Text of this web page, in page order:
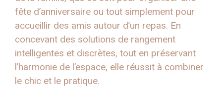
fête d’anniversaire ou tout simplement pour
accueillir des amis autour d’un repas. En
concevant des solutions de rangement
intelligentes et discrètes, tout en préservant
l’harmonie de l’espace, elle réussit à combiner
le chic et le pratique.